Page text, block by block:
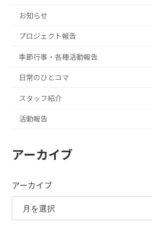
お知らせ
プロジェクト報告
季節行事・各種活動報告
日常のひとコマ
スタッフ紹介
活動報告
アーカイブ
アーカイブ